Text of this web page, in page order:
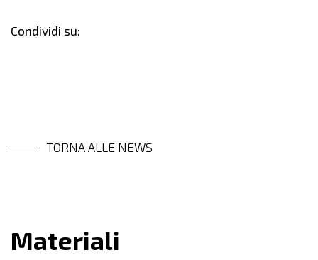
Condividi su:
TORNA ALLE NEWS
Materiali